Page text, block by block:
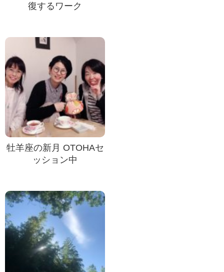
復するワーク
牡羊座の新月 OTOHAセ
ッション中